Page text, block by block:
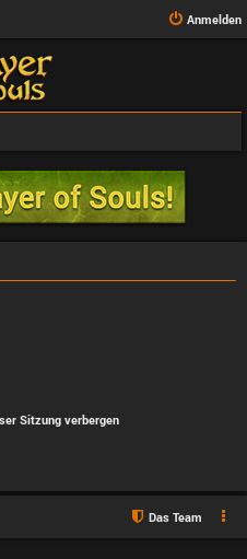
Anmelden
Sitzung verbergen
Das Team